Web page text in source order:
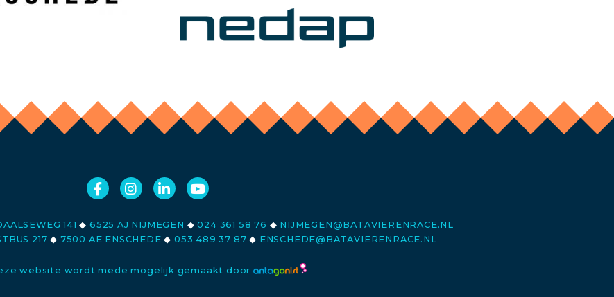
141◆ 6525 AJ NIJMEGEN ◆ 024 361 58 76 ◆ NIJMEGEN@BATAVIERENRACE.NL
217◆ 7500 AE ENSCHEDE◆ 053 489 37 87 ◆ ENSCHEDE@BATAVIERENRACE.NL
website wordt mede mogelijk gemaakt door